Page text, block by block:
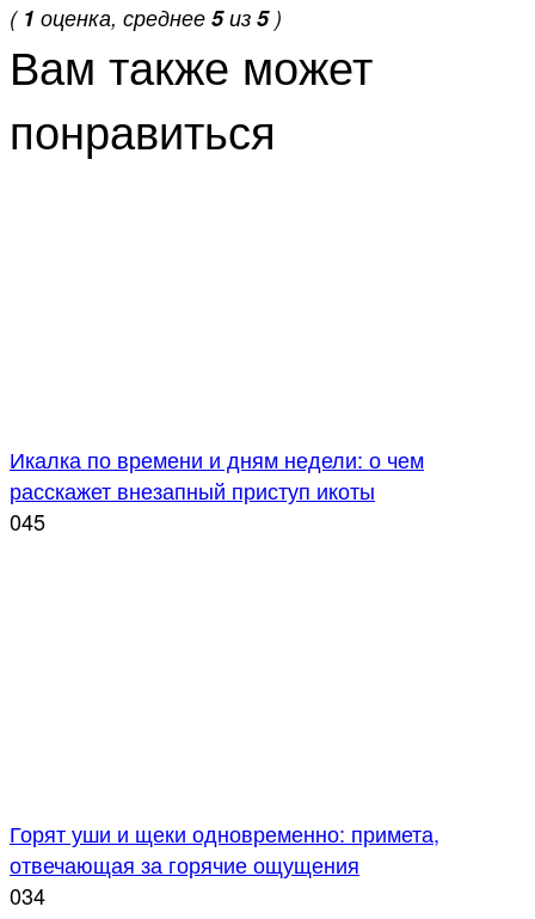
( 1 оценка, среднее 5из 5)
Вам также может
понравиться
Икалка по времени и дням недели: о чем
расскажет внезапный приступ икоты
045
Горят уши и щеки одновременно: примета,
отвечающая за горячие ощущения
034